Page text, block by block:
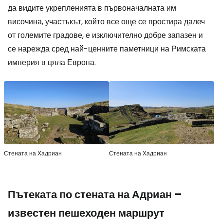
да видите укрепленията в първоначалната им
височина, участъкът, който все още се простира далеч
от големите градове, е изключително добре запазен и
се нарежда сред най-ценните паметници на Римската
империя в цяла Европа.
Стената на Хадриан Стената на Хадриан
Пътеката по стената на Адриан –
известен пешеходен маршрут